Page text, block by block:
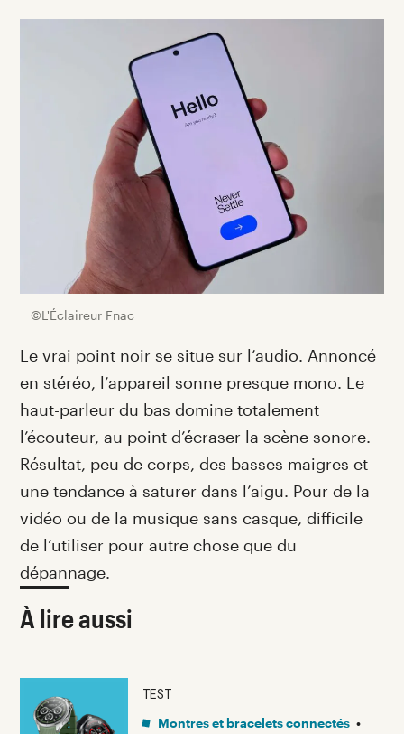
©L'Éclaireur Fnac
Le vrai point noir se situe sur l’audio. Annoncé
en stéréo, l’appareil sonne presque mono. Le
haut-parleur du bas domine totalement
l’écouteur, au point d’écraser la scène sonore.
Résultat, peu de corps, des basses maigres et
une tendance à saturer dans l’aigu. Pour de la
vidéo ou de la musique sans casque, difficile
de l’utiliser pour autre chose que du
dépannage.
À lire aussi
TEST
Montres et bracelets connectés •